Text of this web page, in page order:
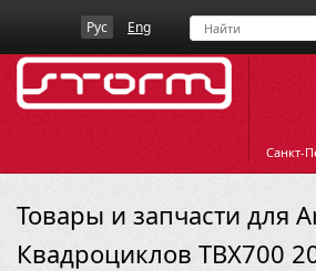
Рус Eng
Санкт-
Товары и запчасти для
Квадроциклов TBX700